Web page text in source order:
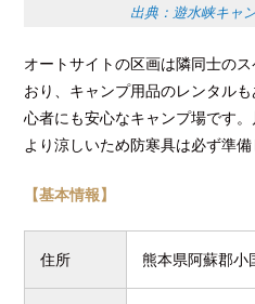
出典：遊水峡キャ
オートサイトの区画は隣同士の
おり、キャンプ用品のレンタル
心者にも安心なキャンプ場です。
より涼しいため防寒具は必ず準備
【基本情報】
住所 熊本県阿蘇郡小